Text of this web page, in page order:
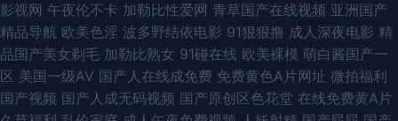
欧美性爱首页 日韩性爱第一页 91网页官网页 肏屄片区 精品国产91 免费成人
影视网 午夜伦不卡 加勒比性爱网 青草国产在线视频 亚洲国产
精品导航 欧美色淫 波多野结依电影 91狠狠撸 成人深夜电影 精
品国产美女剃毛 加勒比熟女 91碰在线 欧美裸模 萌白酱国产一
区 美国一级AV 国产人在线成免费 免费黄色A片网址 微拍福利
国产视频 国产人成无码视频 国产原创区色花堂 在线免费黄A片